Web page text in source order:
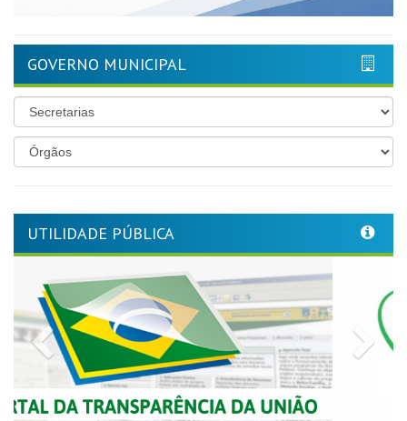
GOVERNO MUNICIPAL
UTILIDADE PÚBLICA
Previous